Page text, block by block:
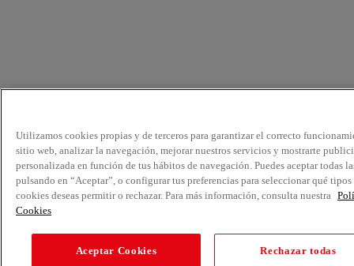
Utilizamos cookies propias y de terceros para garantizar el correcto
sitio web, analizar la navegación, mejorar nuestros servicios y mostrarte
personalizada en función de tus hábitos de navegación. Puedes aceptar todas
pulsando en “Aceptar”, o configurar tus preferencias para seleccionar qué tipos
cookies deseas permitir o rechazar. Para más información, consulta nuestra
Cookies
Aceptar Cookies Rechazar todas